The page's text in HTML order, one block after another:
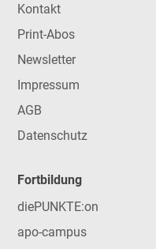
Kontakt
Print-Abos
Newsletter
Impressum
AGB
Datenschutz
Fortbildung
diePUNKTE:on
apo-campus